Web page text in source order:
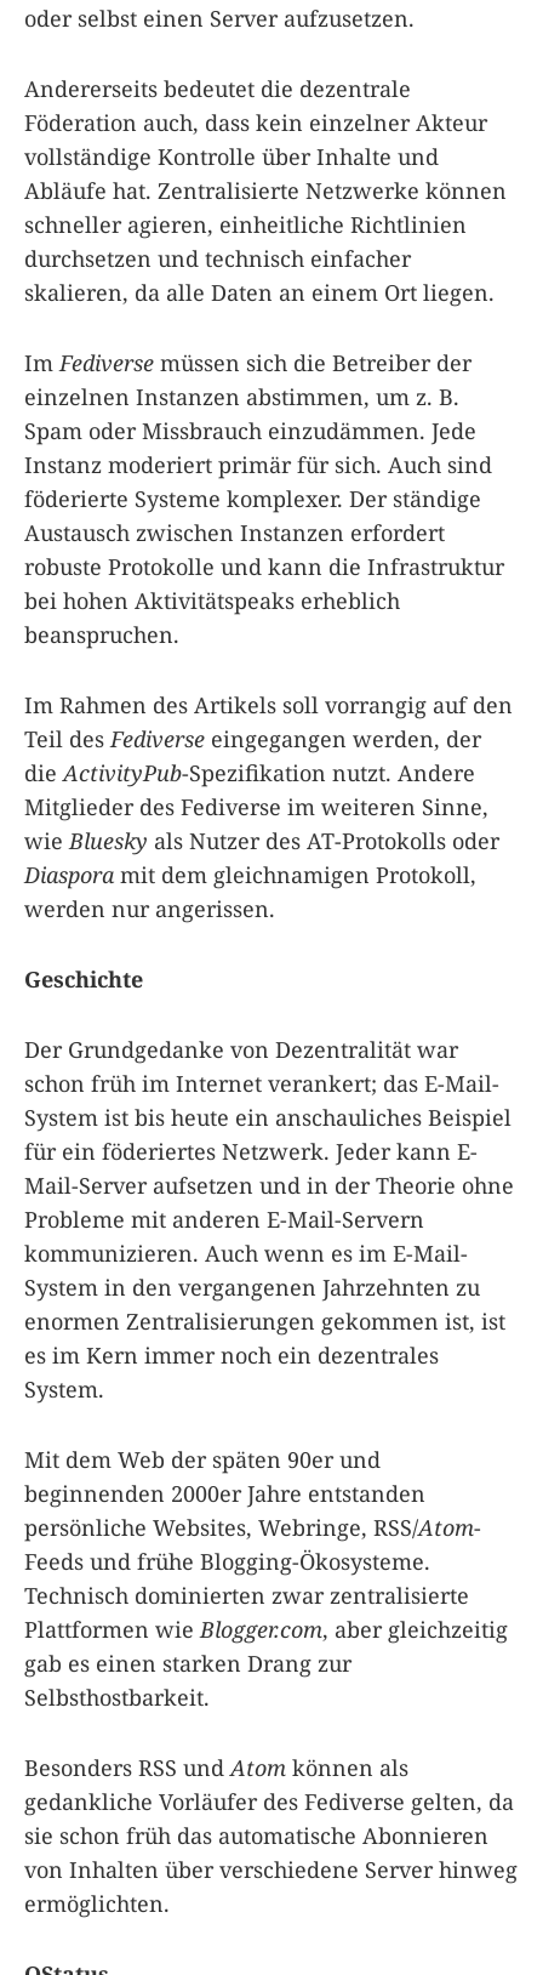
oder selbst einen Server aufzusetzen.
Andererseits bedeutet die dezentrale
Föderation auch, dass kein einzelner Akteur
vollständige Kontrolle über Inhalte und
Abläufe hat. Zentralisierte Netzwerke können
schneller agieren, einheitliche Richtlinien
durchsetzen und technisch einfacher
skalieren, da alle Daten an einem Ort liegen.
Im Fediverse müssen sich die Betreiber der
einzelnen Instanzen abstimmen, um z. B.
Spam oder Missbrauch einzudämmen. Jede
Instanz moderiert primär für sich. Auch sind
föderierte Systeme komplexer. Der ständige
Austausch zwischen Instanzen erfordert
robuste Protokolle und kann die Infrastruktur
bei hohen Aktivitätspeaks erheblich
beanspruchen.
Im Rahmen des Artikels soll vorrangig auf den
Teil des Fediverse eingegangen werden, der
die ActivityPub-Spezifikation nutzt. Andere
Mitglieder des Fediverse im weiteren Sinne,
wie Bluesky als Nutzer des AT-Protokolls oder
Diaspora mit dem gleichnamigen Protokoll,
werden nur angerissen.
Geschichte
Der Grundgedanke von Dezentralität war
schon früh im Internet verankert; das E-Mail-
System ist bis heute ein anschauliches Beispiel
für ein föderiertes Netzwerk. Jeder kann E-
Mail-Server aufsetzen und in der Theorie ohne
Probleme mit anderen E-Mail-Servern
kommunizieren. Auch wenn es im E-Mail-
System in den vergangenen Jahrzehnten zu
enormen Zentralisierungen gekommen ist, ist
es im Kern immer noch ein dezentrales
System.
Mit dem Web der späten 90er und
beginnenden 2000er Jahre entstanden
persönliche Websites, Webringe, RSS/Atom-
Feeds und frühe Blogging-Ökosysteme.
Technisch dominierten zwar zentralisierte
Plattformen wie Blogger.com, aber gleichzeitig
gab es einen starken Drang zur
Selbsthostbarkeit.
Besonders RSS und Atom können als
gedankliche Vorläufer des Fediverse gelten, da
sie schon früh das automatische Abonnieren
von Inhalten über verschiedene Server hinweg
ermöglichten.